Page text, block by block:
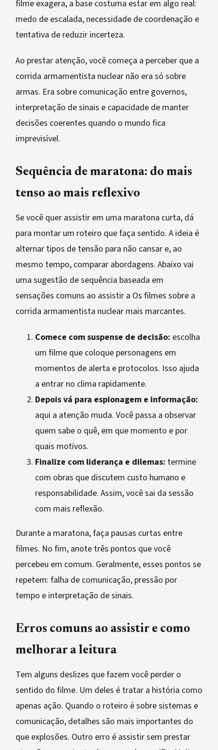
filme exagera, a base costuma estar em algo real:
medo de escalada, necessidade de coordenação e
tentativa de reduzir incerteza.
Ao prestar atenção, você começa a perceber que a
corrida armamentista nuclear não era só sobre
armas. Era sobre comunicação entre governos,
interpretação de sinais e capacidade de manter
decisões coerentes quando o mundo fica
imprevisível.
Sequência de maratona: do mais
tenso ao mais reflexivo
Se você quer assistir em uma maratona curta, dá
para montar um roteiro que faça sentido. A ideia é
alternar tipos de tensão para não cansar e, ao
mesmo tempo, comparar abordagens. Abaixo vai
uma sugestão de sequência baseada em
sensações comuns ao assistir a Os filmes sobre a
corrida armamentista nuclear mais marcantes.
Comece com suspense de decisão: escolha
um filme que coloque personagens em
momentos de alerta e protocolos. Isso ajuda
a entrar no clima rapidamente.
Depois vá para espionagem e informação:
aqui a atenção muda. Você passa a observar
quem sabe o quê, em que momento e por
quais motivos.
Finalize com liderança e dilemas: termine
com obras que discutem custo humano e
responsabilidade. Assim, você sai da sessão
com mais reflexão.
Durante a maratona, faça pausas curtas entre
filmes. No fim, anote três pontos que você
percebeu em comum. Geralmente, esses pontos se
repetem: falha de comunicação, pressão por
tempo e interpretação de sinais.
Erros comuns ao assistir e como
melhorar a leitura
Tem alguns deslizes que fazem você perder o
sentido do filme. Um deles é tratar a história como
apenas ação. Quando o roteiro é sobre sistemas e
comunicação, detalhes são mais importantes do
que explosões. Outro erro é assistir sem prestar